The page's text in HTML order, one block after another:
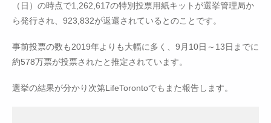
（日）の時点で1,262,617の特別投票用紙キットが選挙管理局か
ら発行され、923,832が返還されているとのことです。
事前投票の数も2019年よりも大幅に多く、9月10日～13日までに
約578万票が投票されたと推定されています。
選挙の結果が分かり次第LifeTorontoでもまた報告します。